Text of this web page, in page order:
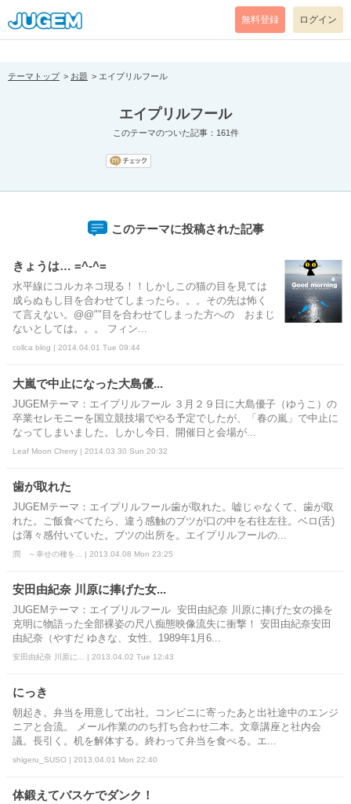
[pear_error: message="Success" code=0 mode=return level=notice
prefix="" info=""]
無料登録 ログイン
テーマトップ お題 エイプリルフール
エイプリルフール
このテーマのついた記事：161件
このテーマに投稿された記事
きょうは… =^-^=
水平線にコルカネコ現る！！しかしこの猫の目を見ては
成らぬもし目を合わせてしまったら。。。その先は怖く
て言えない。@@""目を合わせてしまった方への おまじ
ないとしては。。。 フィン...
collca blog | 2014.04.01 Tue 09:44
大嵐で中止になった大島優...
JUGEMテーマ：エイプリルフール ３月２９日に大島優子（ゆうこ）の
卒業セレモニーを国立競技場でやる予定でしたが、「春の嵐」で中止に
なってしまいました。しかし今日、開催日と会場が...
Leaf Moon Cherry | 2014.03.30 Sun 20:32
歯が取れた
JUGEMテーマ：エイプリルフール歯が取れた。嘘じゃなくて、歯が取
れた。ご飯食べてたら、違う感触のブツが口の中を右往左往。ベロ(舌)
は薄々感付いていた。ブツの出所を。エイプリルフールの...
潤 ～幸せの種を... | 2013.04.08 Mon 23:25
安田由紀奈 川原に捧げた女...
JUGEMテーマ：エイプリルフール 安田由紀奈 川原に捧げた女の操を
克明に物語った全部裸姿の尺八痴態映像流失に衝撃！ 安田由紀奈安田
由紀奈（やすだ ゆきな、女性、1989年1月6...
安田由紀奈 川原に... | 2013.04.02 Tue 12:43
にっき
朝起き。弁当を用意して出社。コンビニに寄ったあと出社途中のエンジ
ニアと合流。 メール作業ののち打ち合わせ二本。文章講座と社内会
議。長引く。机を解体する。終わって弁当を食べる。エ...
shigeru_SUSO | 2013.04.01 Mon 22:40
体鍛えてバスケでダンク！